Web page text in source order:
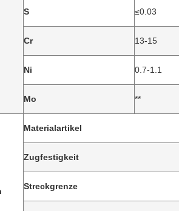
S ≤0.03
Cr 13-15
Ni 0.7-1.1
Mo **
Materialartikel
Zugfestigkeit
Streckgrenze